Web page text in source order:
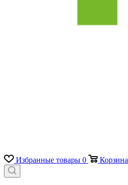
Избранные товары 0 Корзина